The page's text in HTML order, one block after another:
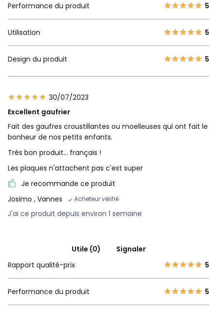
Performance du produit 5
Utilisation 5
Design du produit 5
30/07/2023
Excellent gaufrier
Fait des gaufres croustillantes ou moelleuses qui ont fait le
bonheur de nos petits enfants.
Très bon produit... français !
Les plaques n'attachent pas c'est super
Je recommande ce produit
Josimo , Vannes Acheteur vérifié
J'ai ce produit depuis environ 1 semaine
Utile (0)
Signaler
Rapport qualité-prix
5
Performance du produit 5